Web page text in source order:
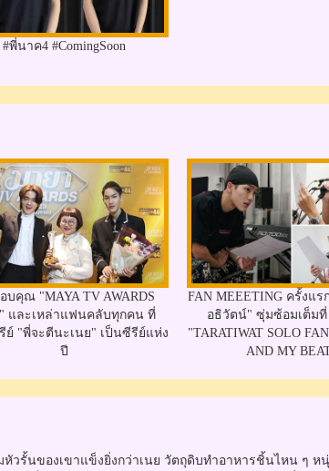
#พี่นาค4 #ComingSoon
บคุณ "MAYA TV AWARDS
และเหล่าแฟนคลับทุกคน ที่
ย์ "พี่จะตีนะเนย" เป็นซีรีย์แห่ง
ปี
FAN MEEETING ครั้งแ
อธิวัตน์" ซุ่มซ้อมเต็ม
"TARATIWAT SOLO
AND MY
รั้นของเขาแข็งยิ่งกว่าเนย วัตถุดิบทำอาหารชิ้นไหน ๆ ห